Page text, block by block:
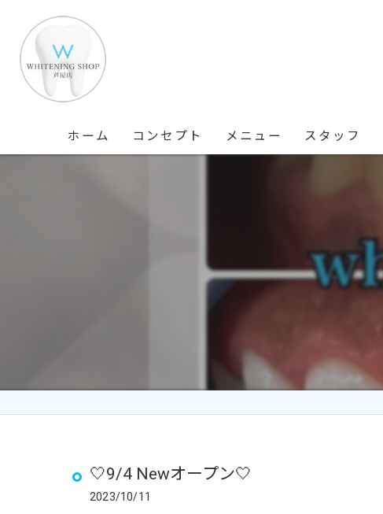
ホーム コンセプト メニュー スタッフ
🤍9/4 Newオープン🤍
2023/10/11